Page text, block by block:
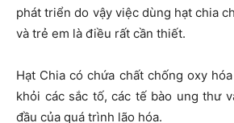
phát triển do vậy việc dùng hạt chia
và trẻ em là điều rất cần thiết.
Hạt Chia có chứa chất chống oxy
khỏi các sắc tố, các tế bào ung thư
đầu của quá trình lão hóa.